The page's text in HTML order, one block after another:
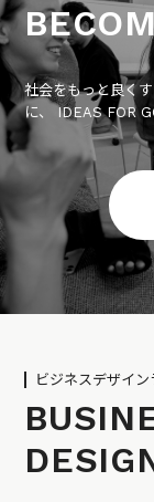
社会をもっと良く
に、 IDEAS FOR
ビジネスデザイン